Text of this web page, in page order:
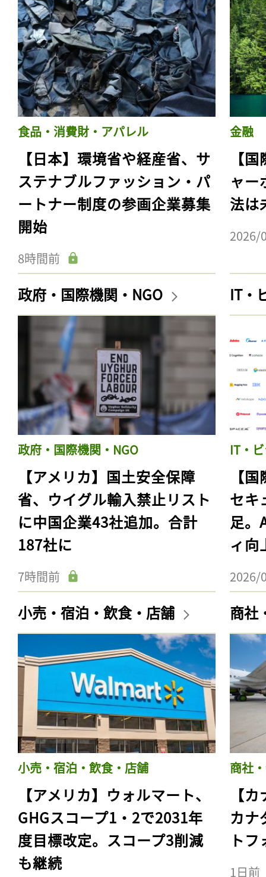
食品・消費財・アパレル
【日本】環境省や経産省、サ
ステナブルファッション・パ
ートナー制度の参画企業募集
開始
8時間前
金融
【
ャー
法は
2026/
政府・国際機関・NGO
政府・国際機関・NGO
【アメリカ】国土安全保障
省、ウイグル輸入禁止リスト
に中国企業43社追加。合計
187社に
7時間前
IT・
IT・
【
セキ
足。
ィ向
2026/
小売・宿泊・飲食・店舗
小売・宿泊・飲食・店舗
【アメリカ】ウォルマート、
GHGスコープ1・2で2031年
度目標改定。スコープ3削減
も継続
商社
商社
【
カナ
ト
1日前